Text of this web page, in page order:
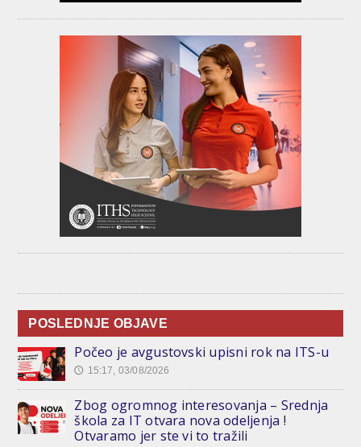
POSLEDNJE OBJAVE
Počeo je avgustovski upisni rok na ITS-u
🕔 15:17, 03/08/2026
Zbog ogromnog interesovanja – Srednja
škola za IT otvara nova odeljenja !
Otvaramo jer ste vi to tražili